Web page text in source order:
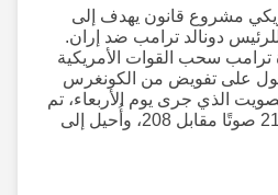
مشروع قانون يهدف إلى
دونالد ترامب ضد إران.
سحب القوات الأمريكية
على تفويض من الكونغرس
الذي جرى يوم الأربعاء، تم
اعتماد المشروع بأغلبية 215 صوتًا مقابل 208، وأُحيل إلى